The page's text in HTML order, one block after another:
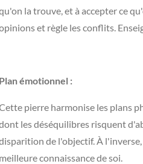
la trouve, et à accepter ce
et règle les conflits.
Plan émotionnel :
pierre harmonise les plans
les déséquilibres risquent
de l'objectif. À
meilleure connaissance de soi.